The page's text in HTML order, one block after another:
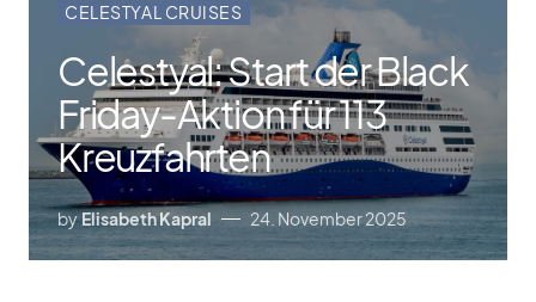
CELESTYAL CRUISES
Celestyal: Start der Black
Friday-Aktion für 113
Kreuzfahrten
byElisabeth Kapral 24. November 2025